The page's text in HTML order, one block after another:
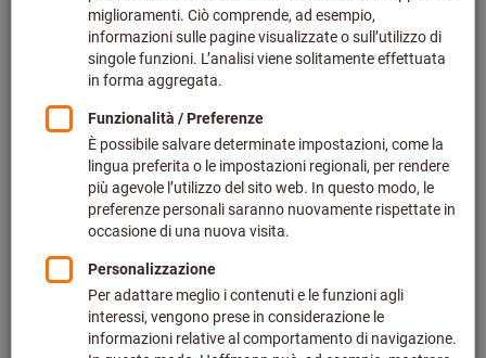
Inserto per fresa per filettatura
interna ed esterna a 55° HB7720
Codice art.: 218022
Disponibile
2 varianti
68,03 €
Vai alle varianti